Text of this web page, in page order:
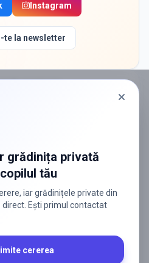
Instagram
te la newsletter
grădinița privată
tău
iar grădinițele private din
Ești primul contactat
cererea